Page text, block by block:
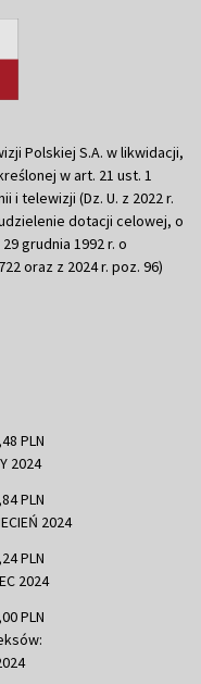
Polskiej S.A. w likwidacji,
w art. 21 ust. 1
i telewizji (Dz. U. z 2022 r.
dotacji celowej, o
grudnia 1992 r. o
oraz z 2024 r. poz. 96)
PLN
2024
PLN
2024
PLN
2024
PLN